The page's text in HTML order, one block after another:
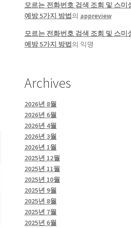
모르는 전화번호 검색 조회 및 스미
예방 5가지 방법의 appreview
모르는 전화번호 검색 조회 및 스미
예방 5가지 방법의 익명
Archives
2026년 8월
2026년 6월
2026년 4월
2026년 3월
2026년 1월
2025년 12월
2025년 11월
2025년 10월
2025년 9월
2025년 8월
2025년 7월
2025년 6월